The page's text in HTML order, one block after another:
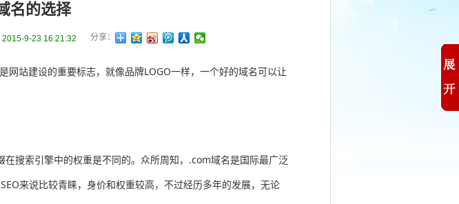
名的选择
2015-9-23 16:21:32 分享：
站建设的重要标志，就像品牌LOGO一样，一个好的域名可以让
搜索引擎中的权重是不同的。众所周知，.com域名是国际最广泛
来说比较青睐，身价和权重较高，不过经历多年的发展，无论